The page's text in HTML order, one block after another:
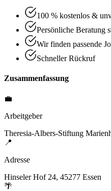
100 % kostenlos &
Persönliche Beratung
Wir finden passende
Schneller Rückruf
Zusammenfassung
💼
Arbeitgeber
Theresia-Albers-Stiftung
📍
Adresse
Hinseler Hof 24, 45277 Essen
🌴